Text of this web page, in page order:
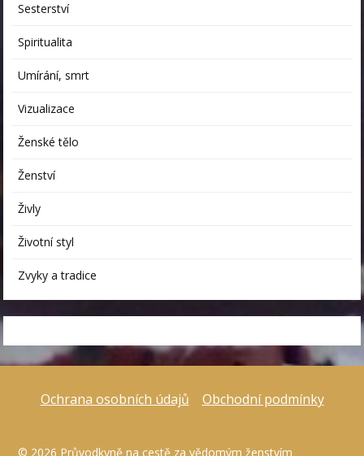
Sesterství
Spiritualita
Umírání, smrt
Vizualizace
Ženské tělo
Ženství
Živly
Životní styl
Zvyky a tradice
Ochrana osobních údajů Obchodní podmínky
© 2026 Průvodkyně na cestě za vědomým ženstvím